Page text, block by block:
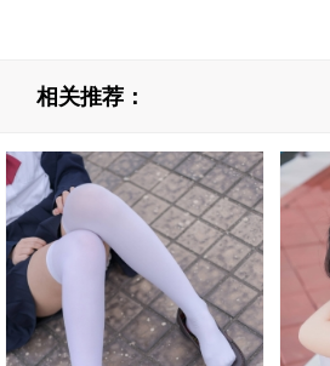
相关推荐：